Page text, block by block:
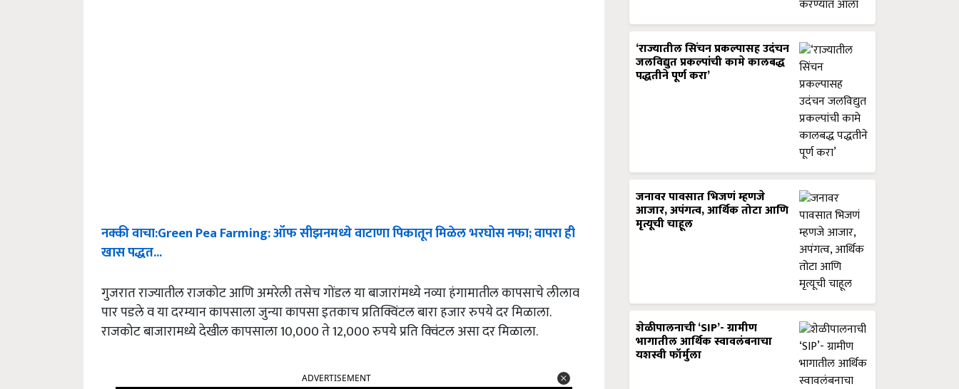
नक्कीवाचा:Green Pea Farming:ऑफसीझनमध्येवाटाणापिकातूनमिळेलभरघोसनफा;वापराही
खासपद्धत...
गुजरात राज्यातील राजकोट आणि अमरेली तसेच गोंडल या बाजारांमध्ये नव्या हंगामातील कापसाचे लीलाव
पार पडले व या दरम्यान कापसाला जुन्या कापसा इतकाच प्रतिक्विंटल बारा हजार रुपये दर मिळाला.
राजकोट बाजारामध्ये देखील कापसाला 10,000 ते 12,000 रुपये प्रति क्‍विंटल असा दर मिळाला.
‘राज्यातील सिंचन प्रकल्पासह उदंचन
जलविद्युत प्रकल्पांची कामे कालबद्ध
पद्धतीने पूर्ण करा’
जनावर पावसात भिजणं म्हणजे
आजार, अपंगत्व, आर्थिक तोटा आणि
मृत्यूची चाहूल
शेळीपालनाची ‘SIP’- ग्रामीण
भागातील आर्थिक स्वावलंबनाचा
यशस्वी फॉर्मुला